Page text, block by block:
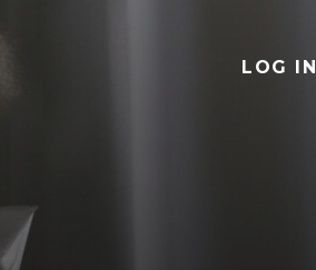
LOG IN